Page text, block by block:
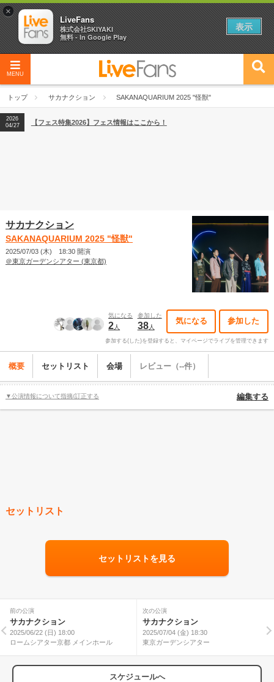
MENU
トップ サカナクション SAKANAQUARIUM 2025 "怪獣"
2026 【フェス特集2026】フェス情報はここから！
2026
07/28
【ライブ動員ランキング】2026年上半期編発表！
2026
04/27
【フェス特集2026】フェス情報はここから！
サカナクション
SAKANAQUARIUM 2025 "怪獣"
2025/07/03 (木) 18:30 開演
＠東京ガーデンシアター (東京都)
気になる
2人
参加した
38人
気になる 参加した
参加する(した)を登録すると、マイページでライブを管理できます
概要 セットリスト 会場 レビュー（--件）
▼公演情報について指摘/訂正する 編集する
セットリスト
セットリストを見る
前の公演
サカナクション
2025/06/22 (日) 18:00
ロームシアター京都 メインホール
次の公演
サカナクション
2025/07/04 (金) 18:30
東京ガーデンシアター
スケジュールへ
×
LiveFans
株式会社SKIYAKI
無料 - In Google Play
表示